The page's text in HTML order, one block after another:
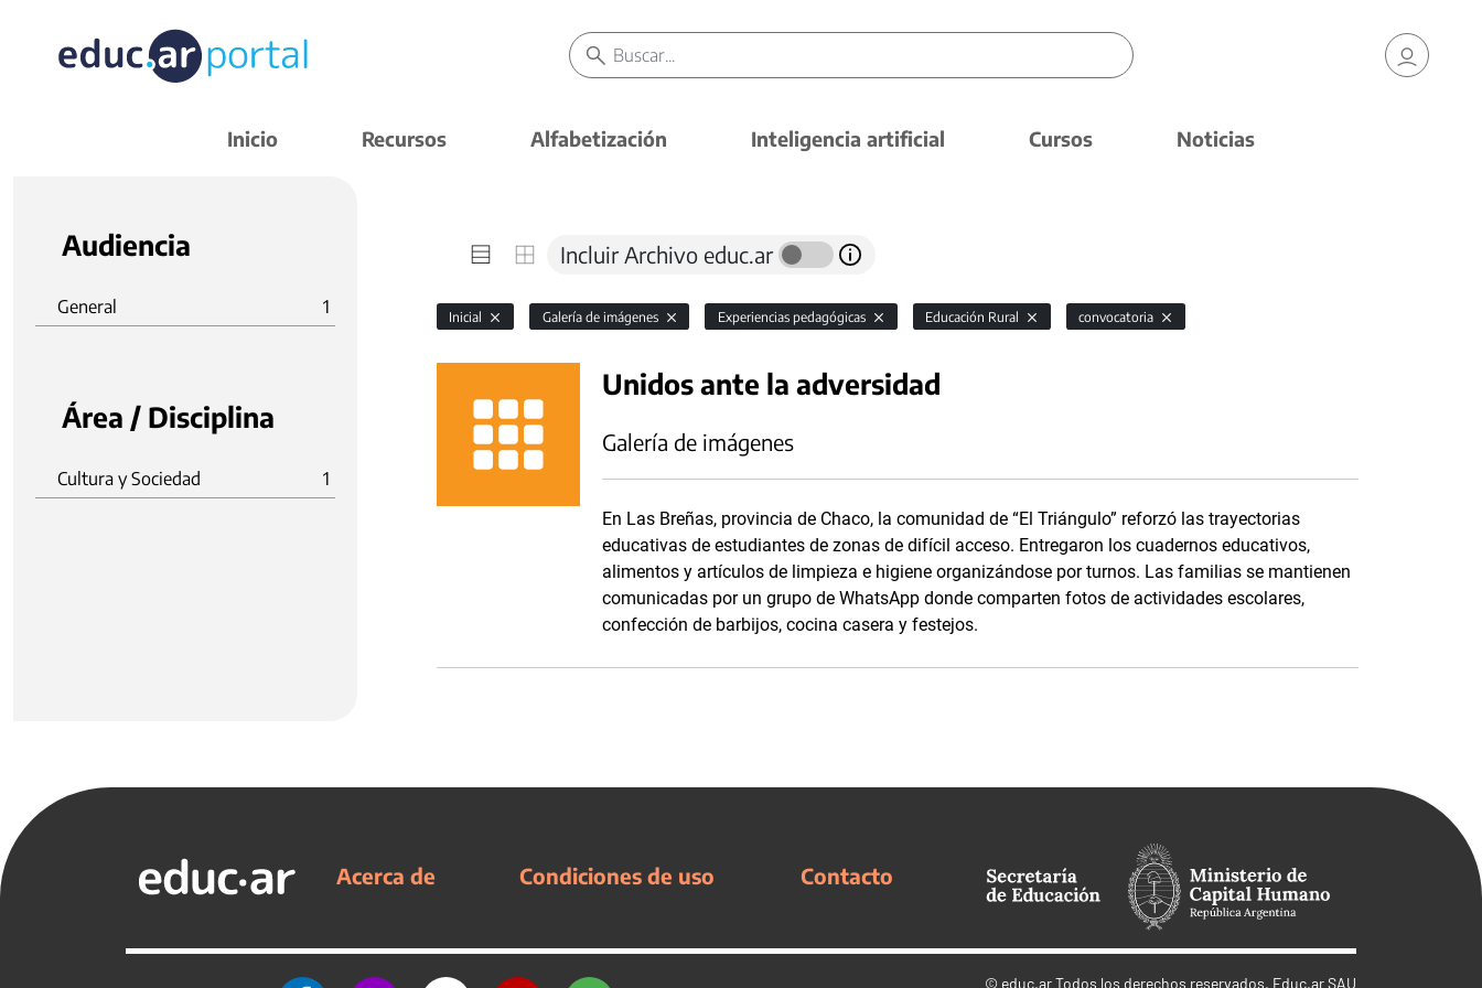
Inicio Recursos Alfabetización Inteligencia artificial Cursos Noticias
Audiencia
General 1
Área / Disciplina
Cultura y Sociedad 1
Incluir Archivo educ.ar
Inicial Galería de imágenes Experiencias pedagógicas Educación Rural convocatoria
Unidos ante la adversidad
Galería de imágenes
En Las Breñas, provincia de Chaco, la comunidad de “El Triángulo” reforzó las trayectorias
educativas de estudiantes de zonas de difícil acceso. Entregaron los cuadernos educativos,
alimentos y artículos de limpieza e higiene organizándose por turnos. Las familias se mantienen
comunicadas por un grupo de WhatsApp donde comparten fotos de actividades escolares,
confección de barbijos, cocina casera y festejos.
Acerca de Condiciones de uso Contacto
© educ.arTodos los derechos reservados. Educ.ar SAU